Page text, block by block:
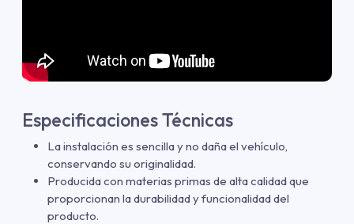
Especificaciones Técnicas
La instalación es sencilla y no daña el vehículo,
conservando su originalidad.
Producida con materias primas de alta calidad que
proporcionan la durabilidad y funcionalidad del
producto.